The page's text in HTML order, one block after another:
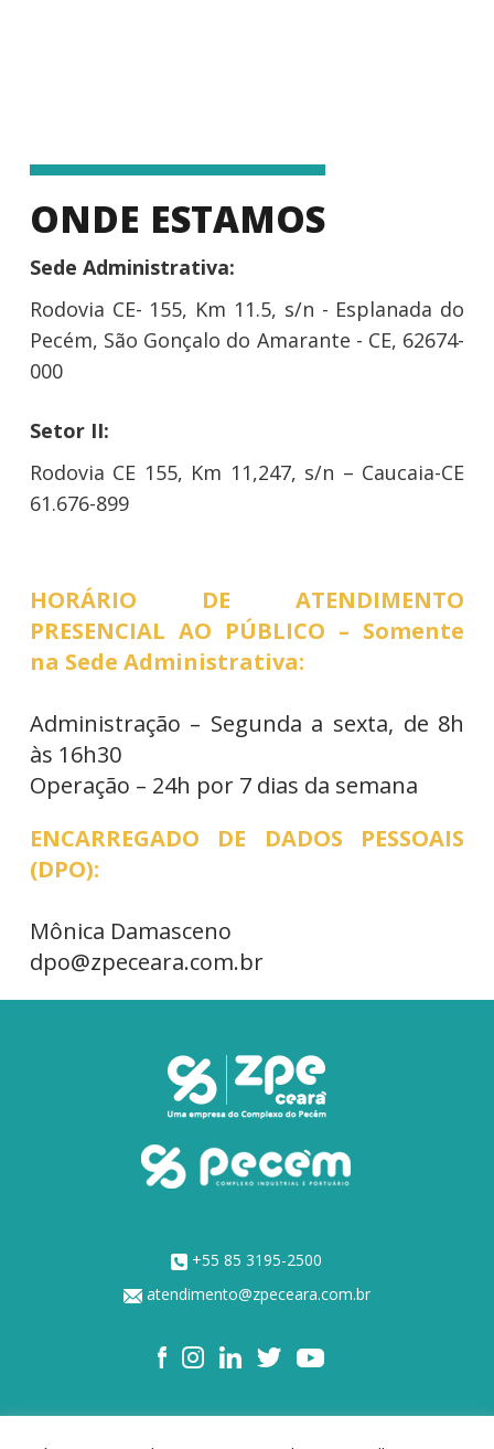
ONDE ESTAMOS
Sede Administrativa:
Rodovia CE- 155, Km 11.5, s/n - Esplanada do
Pecém, São Gonçalo do Amarante - CE, 62674-
000
Setor II:
Rodovia CE 155, Km 11,247, s/n – Caucaia-CE
61.676-899
HORÁRIO DE ATENDIMENTO
PRESENCIAL AO PÚBLICO – Somente
na Sede Administrativa:
Administração – Segunda a sexta, de 8h
às 16h30
Operação – 24h por 7 dias da semana
ENCARREGADO DE DADOS PESSOAIS
(DPO):
Mônica Damasceno
dpo@zpeceara.com.br
+55 85 3195-2500
atendimento@zpeceara.com.br
NOSSOS ACIONISTAS